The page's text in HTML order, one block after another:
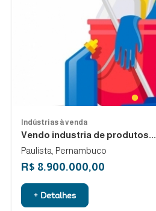
1
Indústrias à venda
Vendo industria de produtos...
Paulista, Pernambuco
R$ 8.900.000,00
+ Detalhes